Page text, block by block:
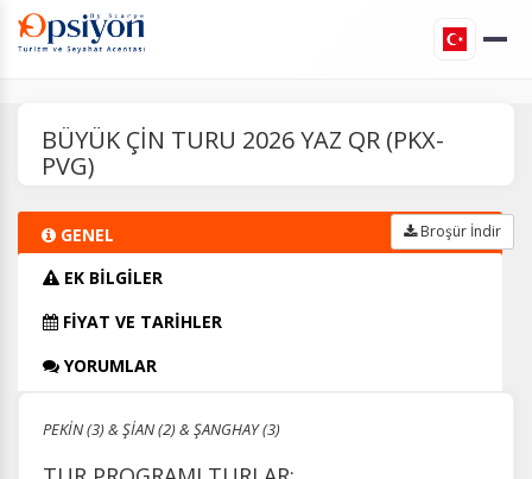
BÜYÜK ÇİN TURU 2026 YAZ QR (PKX-
PVG)
GENEL
EK BİLGİLER
FİYAT VE TARİHLER
YORUMLAR
Broşür İndir
PEKİN (3) & ŞİAN (2) & ŞANGHAY (3)